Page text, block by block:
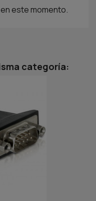
este momento.
categoría: